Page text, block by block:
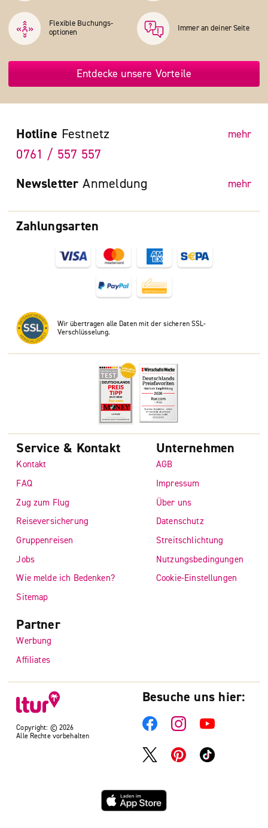
Flexible Buchungs­
optionen
Immer an deiner Seite
Entdecke unsere Vorteile
Zahlungsarten
Wir übertragen alle Daten mit der sicheren SSL-
Verschlüsselung.
Hotline Festnetz mehr
0761 / 557 557
Newsletter Anmeldung mehr
Copyright: © 2026
Alle Rechte vorbehalten
Service & Kontakt
Kontakt
FAQ
Zug zum Flug
Reiseversicherung
Gruppenreisen
Jobs
Wie melde ich Bedenken?
Sitemap
Unternehmen
AGB
Impressum
Über uns
Datenschutz
Streitschlichtung
Nutzungsbedingungen
Cookie-Einstellungen
Partner
Werbung
Affiliates
Besuche uns hier: